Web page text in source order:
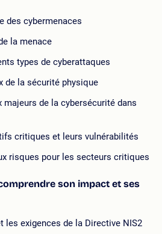
des cybermenaces
la menace
types de cyberattaques
de la sécurité physique
majeurs de la cybersécurité dans
critiques et leurs vulnérabilités
risques pour les secteurs critiques
son impact et ses
les exigences de la Directive NIS2